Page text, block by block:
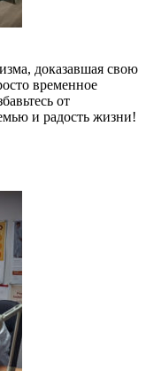
доказавшая свою
временное
от
и радость жизни!